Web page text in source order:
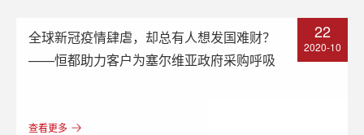
全球新冠疫情肆虐，却总有人想发国难财？
——恒都助力客户为塞尔维亚政府采购呼吸
查看更多
22
2020-10